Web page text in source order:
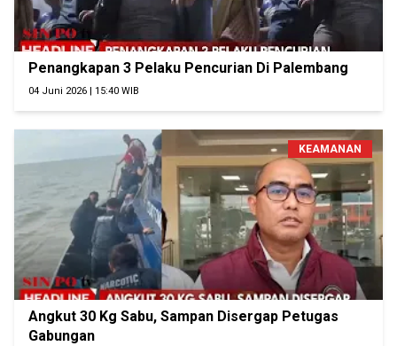
Penangkapan 3 Pelaku Pencurian Di Palembang
04 Juni 2026 | 15:40 WIB
KEAMANAN
Angkut 30 Kg Sabu, Sampan Disergap Petugas
Gabungan